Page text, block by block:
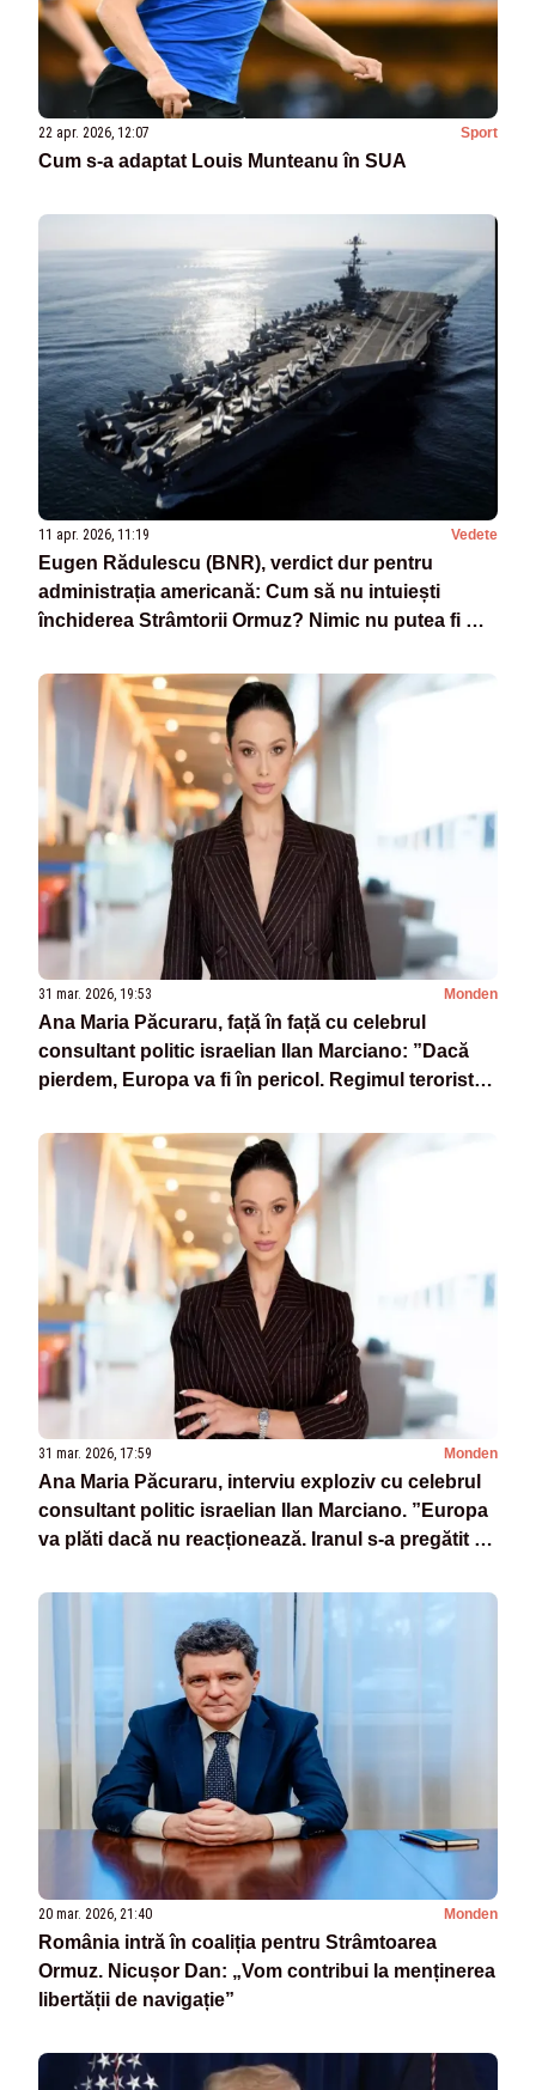
22 apr. 2026, 12:07 Sport
Cum s-a adaptat Louis Munteanu în SUA
11 apr. 2026, 11:19 Vedete
Eugen Rădulescu (BNR), verdict dur pentru
administrația americană: Cum să nu intuiești
închiderea Strâmtorii Ormuz? Nimic nu putea fi mai
31 mar. 2026, 19:53 Monden
Ana Maria Păcuraru, față în față cu celebrul
consultant politic israelian Ilan Marciano: ”Dacă
pierdem, Europa va fi în pericol. Regimul terorist
31 mar. 2026, 17:59 Monden
Ana Maria Păcuraru, interviu exploziv cu celebrul
consultant politic israelian Ilan Marciano. ”Europa
va plăti dacă nu reacționează. Iranul s-a pregătit 47
20 mar. 2026, 21:40 Monden
România intră în coaliția pentru Strâmtoarea
Ormuz. Nicușor Dan: „Vom contribui la menținerea
libertății de navigație”